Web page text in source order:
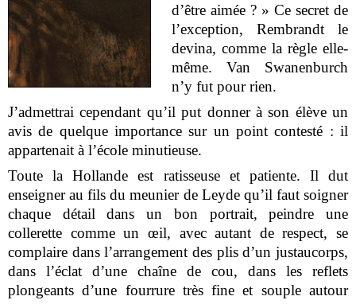
d’être aimée ? » Ce secret de
l’exception, Rembrandt le
devina, comme la règle elle-
même. Van Swanenburch
n’y fut pour rien.
J’admettrai cependant qu’il put donner à son élève un
avis de quelque importance sur un point contesté : il
appartenait à l’école minutieuse.
Toute la Hollande est ratisseuse et patiente. Il dut
enseigner au fils du meunier de Leyde qu’il faut soigner
chaque détail dans un bon portrait, peindre une
collerette comme un œil, avec autant de respect, se
complaire dans l’arrangement des plis d’un justaucorps,
dans l’éclat d’une chaîne de cou, dans les reflets
plongeants d’une fourrure très fine et souple autour